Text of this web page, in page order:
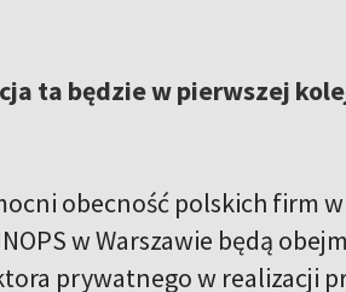
ta będzie w pierwszej
obecność polskich firm
w Warszawie będą
prywatnego w realizacji